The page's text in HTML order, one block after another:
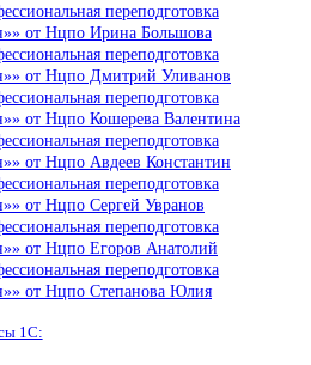
переподготовка
от Нцпо Ирина Большова
переподготовка
от Нцпо Дмитрий Уливанов
переподготовка
от Нцпо Кошерева Валентина
переподготовка
от Нцпо Авдеев Константин
переподготовка
от Нцпо Сергей Увранов
переподготовка
от Нцпо Егоров Анатолий
переподготовка
от Нцпо Степанова Юлия
1С: